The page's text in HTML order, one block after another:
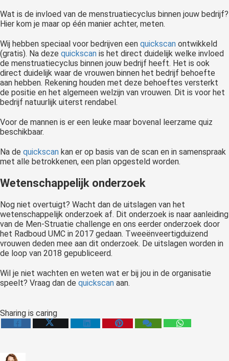
Wat is de invloed van de menstruatiecyclus binnen jouw bedrijf?
Hier kom je maar op één manier achter, meten.
Wij hebben speciaal voor bedrijven een quickscan ontwikkeld
(gratis). Na deze quickscan is het direct duidelijk welke invloed
de menstruatiecyclus binnen jouw bedrijf heeft. Het is ook
direct duidelijk waar de vrouwen binnen het bedrijf behoefte
aan hebben. Rekening houden met deze behoeftes versterkt
de positie en het algemeen welzijn van vrouwen. Dit is voor het
bedrijf natuurlijk uiterst rendabel.
Voor de mannen is er een leuke maar bovenal leerzame quiz
beschikbaar.
Na de quickscan kan er op basis van de scan en in samenspraak
met alle betrokkenen, een plan opgesteld worden.
Wetenschappelijk onderzoek
Nog niet overtuigt? Wacht dan de uitslagen van het
wetenschappelijk onderzoek af. Dit onderzoek is naar aanleiding
van de Men-Struatie challenge en ons eerder onderzoek door
het Radboud UMC in 2017 gedaan. Tweeënveertigduizend
vrouwen deden mee aan dit onderzoek. De uitslagen worden in
de loop van 2018 gepubliceerd.
Wil je niet wachten en weten wat er bij jou in de organisatie
speelt? Vraag dan de quickscan aan.
Sharing is caring